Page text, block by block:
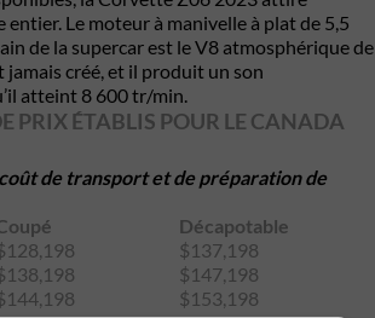
entier. Le moteur à manivelle à plat de 5,5
de la supercar est le V8 atmosphérique de
jamais créé, et il produit un son
atteint 8 600 tr/min.
PRIX ÉTABLIS POUR LE CANADA
de transport et de préparation de
Décapotable
$137,198
$147,198
$153,198